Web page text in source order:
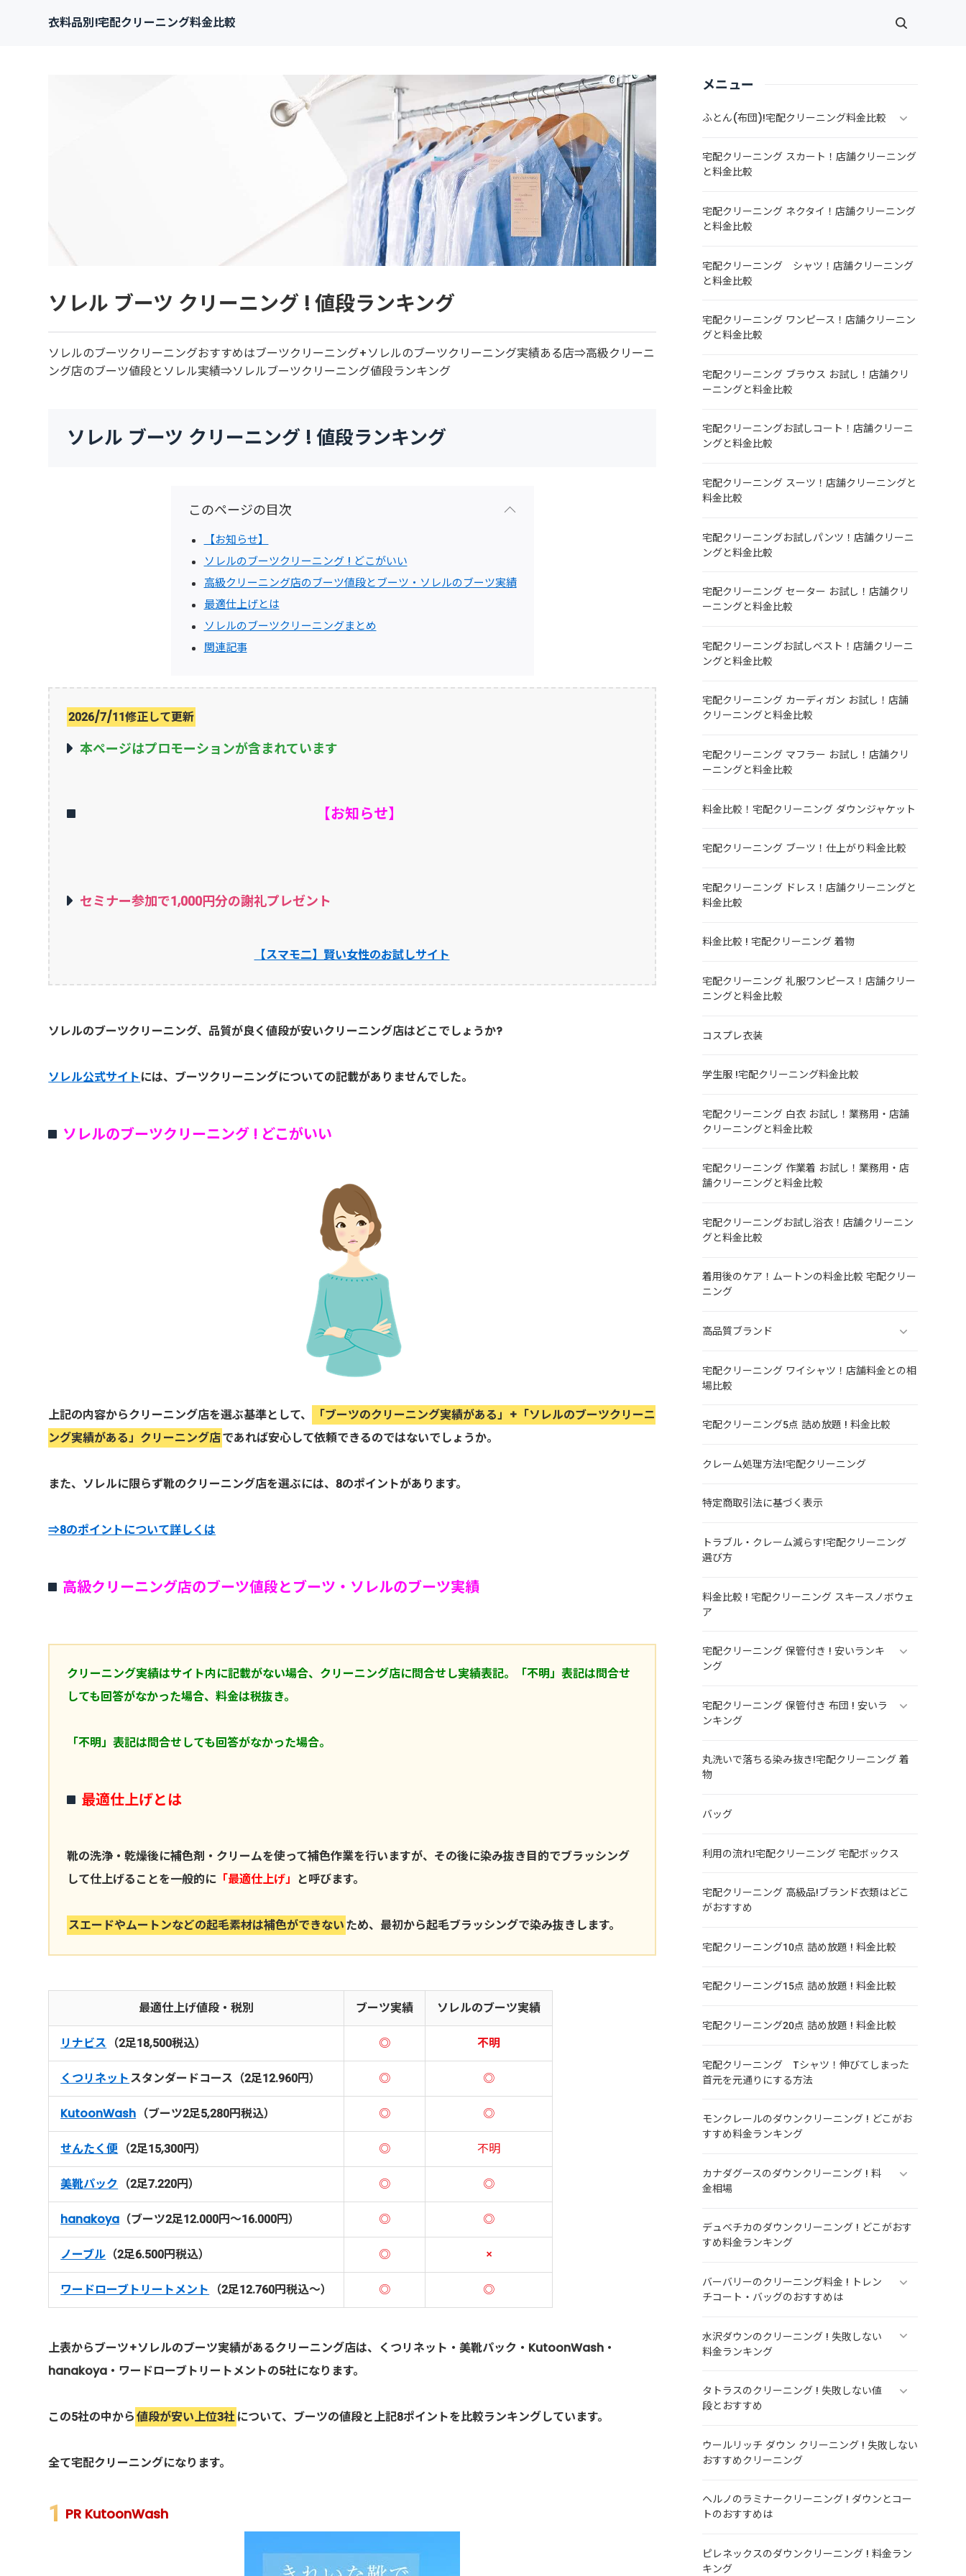
衣料品別!宅配クリーニング料金比較
ソレル ブーツ クリーニング ! 値段ランキング
ソレルのブーツクリーニングおすすめはブーツクリーニング+ソレルのブーツクリーニング実績ある店⇒高級クリーニ
ング店のブーツ値段とソレル実績⇒ソレルブーツクリーニング値段ランキング
ソレル ブーツ クリーニング ! 値段ランキング
このページの目次
【お知らせ】
ソレルのブーツクリーニング ! どこがいい
高級クリーニング店のブーツ値段とブーツ・ソレルのブーツ実績
最適仕上げとは
ソレルのブーツクリーニングまとめ
関連記事
2026/7/11修正して更新
本ページはプロモーションが含まれています
【お知らせ】
セミナー参加で1,000円分の謝礼プレゼント
【スマモ二】賢い女性のお試しサイト
ソレルのブーツクリーニング、品質が良く値段が安いクリーニング店はどこでしょうか?
ソレル公式サイトには、ブーツクリーニングについての記載がありませんでした。
ソレルのブーツクリーニング ! どこがいい
上記の内容からクリーニング店を選ぶ基準として、
「ブーツのクリーニング実績がある」+「ソレルのブーツクリーニ
ング実績がある」クリーニング店であれば安心して依頼できるのではないでしょうか。
また、ソレルに限らず靴のクリーニング店を選ぶには、8のポイントがあります。
⇒8のポイントについて詳しくは
高級クリーニング店のブーツ値段とブーツ・ソレルのブーツ実績
クリーニング実績はサイト内に記載がない場合、クリーニング店に問合せし実績表記。「不明」表記は問合せ
しても回答がなかった場合、料金は税抜き。
「不明」表記は問合せしても回答がなかった場合。
最適仕上げとは
靴の洗浄・乾燥後に補色剤・クリームを使って補色作業を行いますが、その後に染み抜き目的でブラッシング
して仕上げることを一般的に 「最適仕上げ」 と呼びます。
スエードやムートンなどの起毛素材は補色ができないため、最初から起毛ブラッシングで染み抜きします。
最適仕上げ値段・税別 ブーツ実績 ソレルのブーツ実績
リナビス （2足18,500税込） ◎ 不明
くつリネットスタンダードコース（2足12.960円） ◎ ◎
KutoonWash （ブーツ2足5,280円税込） ◎ ◎
せんたく便 （2足15,300円） ◎ 不明
美靴パック （2足7.220円） ◎ ◎
hanakoya （ブーツ2足12.000円～16.000円） ◎ ◎
ノーブル （2足6.500円税込） ◎ ×
ワードローブトリートメント （2足12.760円税込～） ◎ ◎
上表からブーツ+ソレルのブーツ実績があるクリーニング店は、くつリネット・美靴パック・KutoonWash・
hanakoya・ワードローブトリートメントの5社になります。
この5社の中から値段が安い上位3社について、ブーツの値段と上記8ポイントを比較ランキングしています。
全て宅配クリーニングになります。
PR KutoonWash
メニュー
ふとん(布団)!宅配クリーニング料金比較
宅配クリーニング スカート！店舗クリーニング
と料金比較
宅配クリーニング ネクタイ！店舗クリーニング
と料金比較
宅配クリーニング シャツ！店舗クリーニング
と料金比較
宅配クリーニング ワンピース！店舗クリーニン
グと料金比較
宅配クリーニング ブラウス お試し！店舗クリ
ーニングと料金比較
宅配クリーニングお試しコート！店舗クリーニ
ングと料金比較
宅配クリーニング スーツ！店舗クリーニングと
料金比較
宅配クリーニングお試しパンツ！店舗クリーニ
ングと料金比較
宅配クリーニング セーター お試し！店舗クリ
ーニングと料金比較
宅配クリーニングお試しベスト！店舗クリーニ
ングと料金比較
宅配クリーニング カーディガン お試し！店舗
クリーニングと料金比較
宅配クリーニング マフラー お試し！店舗クリ
ーニングと料金比較
料金比較！宅配クリーニング ダウンジャケット
宅配クリーニング ブーツ！仕上がり料金比較
宅配クリーニング ドレス！店舗クリーニングと
料金比較
料金比較 ! 宅配クリーニング 着物
宅配クリーニング 礼服ワンピース！店舗クリー
ニングと料金比較
コスプレ衣装
学生服 !宅配クリーニング料金比較
宅配クリーニング 白衣 お試し！業務用・店舗
クリーニングと料金比較
宅配クリーニング 作業着 お試し！業務用・店
舗クリーニングと料金比較
宅配クリーニングお試し浴衣！店舗クリーニン
グと料金比較
着用後のケア！ムートンの料金比較 宅配クリー
ニング
高品質ブランド
宅配クリーニング ワイシャツ！店舗料金との相
場比較
宅配クリーニング5点 詰め放題 ! 料金比較
クレーム処理方法!宅配クリーニング
特定商取引法に基づく表示
トラブル・クレーム減らす!宅配クリーニング
選び方
料金比較 ! 宅配クリーニング スキースノボウェ
ア
宅配クリーニング 保管付き ! 安いランキ
ング
宅配クリーニング 保管付き 布団 ! 安いラ
ンキング
丸洗いで落ちる染み抜き!宅配クリーニング 着
物
バッグ
利用の流れ!宅配クリーニング 宅配ボックス
宅配クリーニング 高級品!ブランド衣類はどこ
がおすすめ
宅配クリーニング10点 詰め放題 ! 料金比較
宅配クリーニング15点 詰め放題 ! 料金比較
宅配クリーニング20点 詰め放題 ! 料金比較
宅配クリーニング Tシャツ！伸びてしまった
首元を元通りにする方法
モンクレールのダウンクリーニング ! どこがお
すすめ料金ランキング
カナダグースのダウンクリーニング ! 料
金相場
デュベチカのダウンクリーニング ! どこがおす
すめ料金ランキング
バーバリーのクリーニング料金 ! トレン
チコート・バッグのおすすめは
水沢ダウンのクリーニング ! 失敗しない
料金ランキング
タトラスのクリーニング ! 失敗しない値
段とおすすめ
ウールリッチ ダウン クリーニング ! 失敗しない
おすすめクリーニング
ヘルノのラミナークリーニング ! ダウンとコー
トのおすすめは
ピレネックスのダウンクリーニング ! 料金ラン
キング